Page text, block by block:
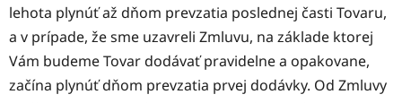
lehota plynúť až dňom prevzatia poslednej časti Tovaru,
a v prípade, že sme uzavreli Zmluvu, na základe ktorej
Vám budeme Tovar dodávať pravidelne a opakovane,
začína plynúť dňom prevzatia prvej dodávky. Od Zmluvy